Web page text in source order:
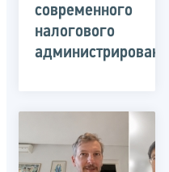
современного
налогового
администрирования